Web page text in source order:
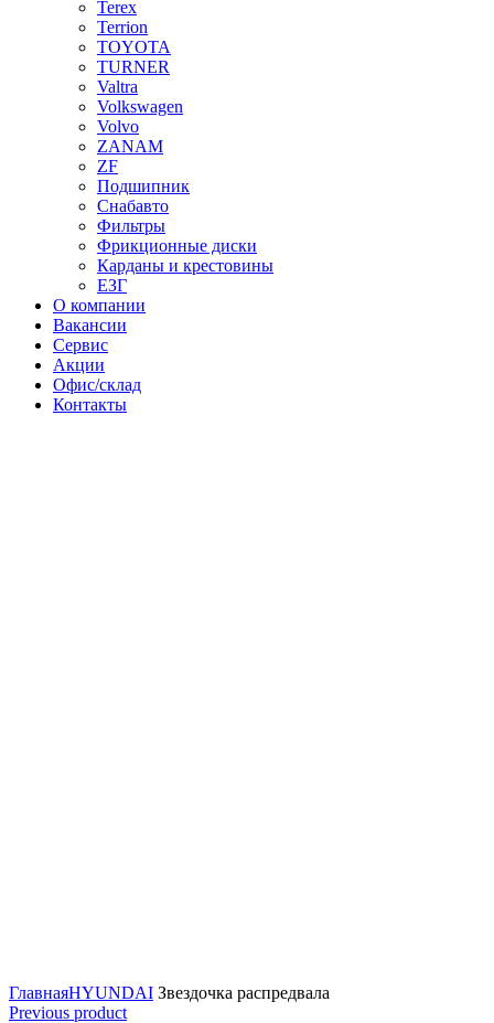
Terex
Terrion
TOYOTA
TURNER
Valtra
Volkswagen
Volvo
ZANAM
ZF
Подшипник
Снабавто
Фильтры
Фрикционные диски
Карданы и крестовины
ЕЗГ
О компании
Вакансии
Сервис
Акции
Офис/склад
Контакты
ГлавнаяHYUNDAI Звездочка распредвала
Previous product